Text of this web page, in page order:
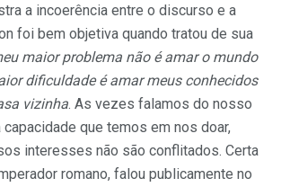
a incoerência entre o discurso e a
foi bem objetiva quando tratou de sua
maior problema não é amar o mundo
dificuldade é amar meus conhecidos
vizinha. As vezes falamos do nosso
capacidade que temos em nos doar,
interesses não são conflitados. Certa
romano, falou publicamente no